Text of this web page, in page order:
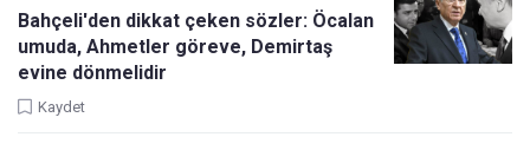
Bahçeli'den dikkat çeken sözler: Öcalan
umuda, Ahmetler göreve, Demirtaş
evine dönmelidir
Kaydet